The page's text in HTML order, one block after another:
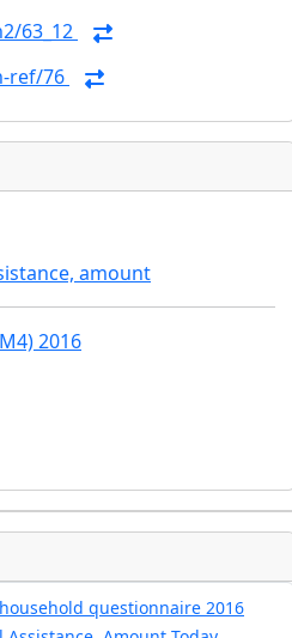
63_12
ref/76
amount
2016
questionnaire 2016